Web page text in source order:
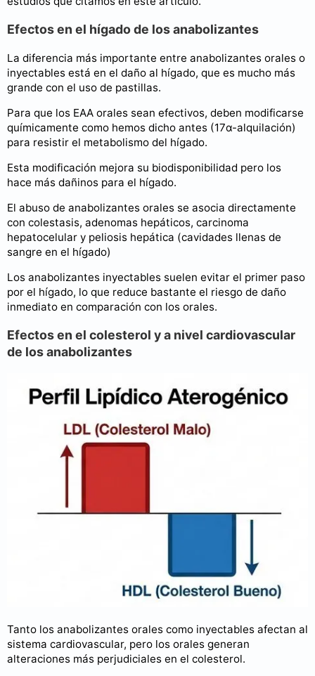
Efectos en el hígado de los anabolizantes
La diferencia más importante entre anabolizantes orales o
inyectables está en el daño al hígado, que es mucho más
grande con el uso de pastillas.
Para que los EAA orales sean efectivos, deben modificarse
químicamente como hemos dicho antes (17α-alquilación)
para resistir el metabolismo del hígado.
Esta modificación mejora su biodisponibilidad pero los
hace más dañinos para el hígado.
El abuso de anabolizantes orales se asocia directamente
con colestasis, adenomas hepáticos, carcinoma
hepatocelular y peliosis hepática (cavidades llenas de
sangre en el hígado)
Los anabolizantes inyectables suelen evitar el primer paso
por el hígado, lo que reduce bastante el riesgo de daño
inmediato en comparación con los orales.
Efectos en el colesterol y a nivel cardiovascular
de los anabolizantes
Tanto los anabolizantes orales como inyectables afectan al
sistema cardiovascular, pero los orales generan
alteraciones más perjudiciales en el colesterol.